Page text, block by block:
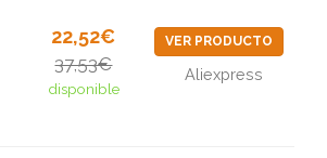
22,52€
37,53€
disponible
VER PRODUCTO
Aliexpress